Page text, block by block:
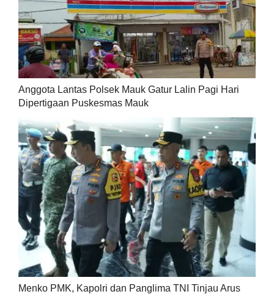
Anggota Lantas Polsek Mauk Gatur Lalin Pagi Hari
Dipertigaan Puskesmas Mauk
Menko PMK, Kapolri dan Panglima TNI Tinjau Arus